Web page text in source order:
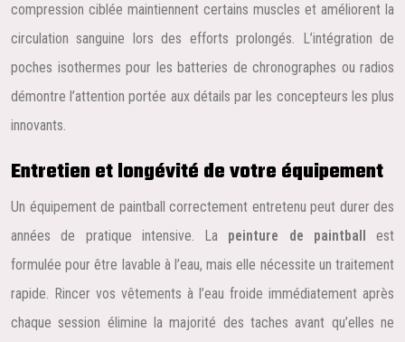
compression ciblée maintiennent certains muscles et améliorent la
circulation sanguine lors des efforts prolongés. L’intégration de
poches isothermes pour les batteries de chronographes ou radios
démontre l’attention portée aux détails par les concepteurs les plus
innovants.
Entretien et longévité de votre équipement
Un équipement de paintball correctement entretenu peut durer des
années de pratique intensive. La peinture de paintball est
formulée pour être lavable à l’eau, mais elle nécessite un traitement
rapide. Rincer vos vêtements à l’eau froide immédiatement après
chaque session élimine la majorité des taches avant qu’elles ne